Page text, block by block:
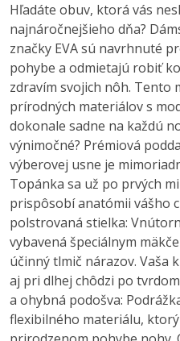
Hľadáte obuv, ktorá vás
najnáročnejšieho dňa?
značky EVA sú navrhnuté
pohybe a odmietajú robiť
zdravím svojich nôh. Tento
prírodných materiálov s
dokonale sadne na každú
výnimočné? Prémiová
výberovej usne je
Topánka sa už po prvých
prispôsobí anatómii vášho
polstrovaná stielka:
vybavená špeciálnym
účinný tlmič nárazov. Vaša
aj pri dlhej chôdzi po
a ohybná podošva:
flexibilného materiálu,